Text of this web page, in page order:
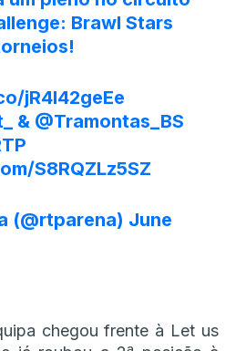
Brawl Stars
jR4l42geEe
& @Tramontas_BS
S8RQZLz5SZ
(@rtparena) June
chegou frente à Let us